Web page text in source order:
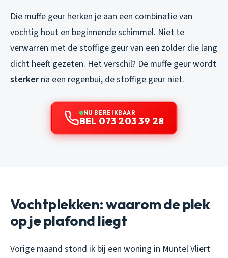
Die muffe geur herken je aan een combinatie van
vochtig hout en beginnende schimmel. Niet te
verwarren met de stoffige geur van een zolder die lang
dicht heeft gezeten. Het verschil? De muffe geur wordt
sterkerna een regenbui, de stoffige geur niet.
NU BEREIKBAAR
BEL 073 203 39 28
Vochtplekken: waarom de plek
op je plafond liegt
Vorige maand stond ik bij een woning in Muntel Vliert